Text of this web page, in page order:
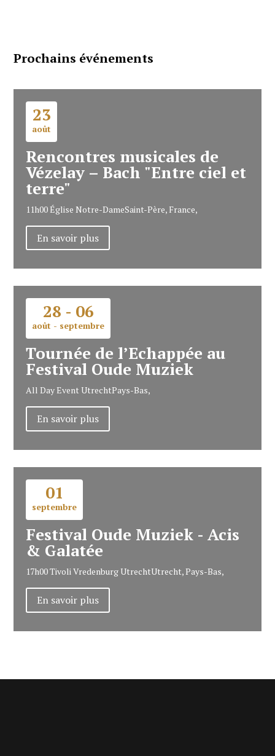
Prochains événements
23
août
Rencontres musicales de
Vézelay – Bach "Entre ciel et
terre"
11h00Église Notre-DameSaint-Père, France,
En savoir plus
28 - 06
août - septembre
Tournée de l’Echappée au
Festival Oude Muziek
All Day EventUtrechtPays-Bas,
En savoir plus
01
septembre
Festival Oude Muziek - Acis
& Galatée
17h00Tivoli Vredenburg UtrechtUtrecht, Pays-Bas,
En savoir plus